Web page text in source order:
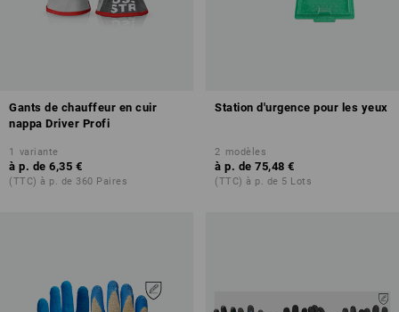
Gants de chauffeur en cuir
nappa Driver Profi
1 variante
à p. de 6,35 €
(TTC) à p. de 360 Paires
Station d'urgence pour les yeux
2 modèles
à p. de 75,48 €
(TTC) à p. de 5 Lots